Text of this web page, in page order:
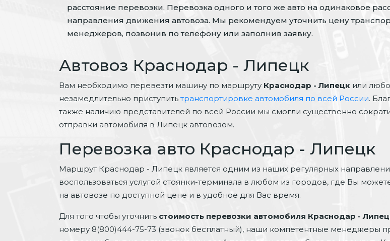
расстояние перевозки. Перевозка одного и того же авто на одинаковое
направления движения автовоза. Мы рекомендуем уточнить цену
менеджеров, позвонив по телефону или заполнив заявку.
Автовоз Краснодар - Липецк
Вам необходимо перевезти машину по маршруту Краснодар - Липецк или
незамедлительно приступитьтранспортировке автомобиля по всей России.
также наличию представителей по всей России мы смогли существенно
отправки автомобиля в Липецк автовозом.
Перевозка авто Краснодар - Липецк
Маршрут Краснодар - Липецк является одним из наших регулярных
воспользоваться услугой стоянки-терминала в любом из городов, где Вы
на автовозе по доступной цене и в удобное для Вас время.
Для того чтобы уточнить стоимость перевозки автомобиля Краснодар -
номеру 8(800)444-75-73 (звонок бесплатный), наши компетентные менеджеры